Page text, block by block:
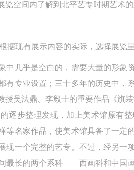
空间内了解到北平艺专时期艺术
根据现有展示内容的实际，选择展览
中几乎是空白的，需要大量的形象
有专业设置；三十多年的历史中，
授吴法鼎、李毅士的重要作品《旗
逐步整理发现，加上美术馆原有
等名家作品，使美术馆具备了一定
现一个完整的艺专。不过，经另一
最长的两个系科——西画科和中国